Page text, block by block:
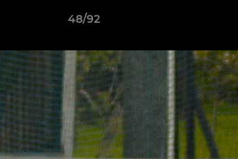
48/92